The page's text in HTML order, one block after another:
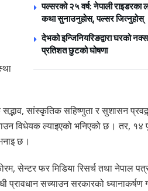
पल्सरको २५ वर्ष: नेपाली राइडरका
कथा सुनाउनुहोस्, पल्सर जित्नुहोस्
देभको इन्जिनियरिङद्वारा घरको
प्रतिशत छुटको घोषणा
सांस्कृतिक सहिष्णुता र सुशासन
विधेयक ल्याइएको भनिएको छ । तर, १४
छ ।
सेन्टर फर मिडिया रिसर्च तथा नेपाल
प्रावधान सच्याउन सरकारको ध्यानाकर्षण